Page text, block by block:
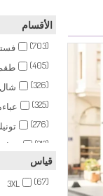
الأقسام
(703)
(405)
شال
(326)
(325)
(276)
(212)
(193)
بنطال
(122)
قياس
3XL
(67)